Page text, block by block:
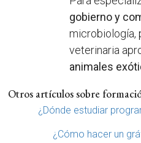
gobierno y
microbiología,
veterinaria
animales
Otros artículos sobre
¿Dónde estudiar
¿Cómo hacer un